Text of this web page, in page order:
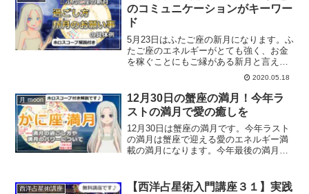
のコミュニケーションがキーワー
ド
5月23日はふたご座の新月になります。ふ
たご座のエネルギーがとても強く、お金
を稼ぐことにもご縁がある新月と言えま
す。鍵となるのはふたご座なので、何と
言ってもコミュニケーションです。ふた
ご座の新月のパワーとは？
2020.05.18
月 moon
12月30日の蟹座の満月！今年ラ
ストの満月で愛の癒しを
12月30日は蟹座の満月です。今年ラスト
の満月は蟹座で迎える愛のエネルギー満
載の満月になります。今年最後の満月に
す。
西洋占星術講座
【西洋占星術入門講座３１】実践